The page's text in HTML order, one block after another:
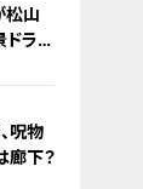
松山
ドライ
呪物
下？